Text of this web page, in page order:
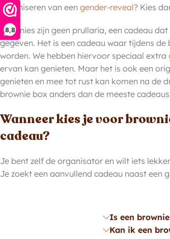
8,8
organiseren van een gender-reveal? Kies
Brownies zijn geen prullaria, een cadeau
gegeven. Het is een cadeau waar tijdens
worden. We hebben hiervoor speciaal extra
ervan kan genieten. Maar het is ook een
genieten en mee tot rust kan komen na de
brownie box anders dan de meeste
Wanneer kies je voor
cadeau?
Je bent zelf de organisator en wilt iets
Je zoekt een aanvullend cadeau naast een
Is een
Kan ik een